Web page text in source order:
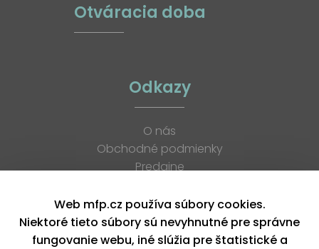
Otváracia doba
Odkazy
O nás
Obchodné podmienky
Predajne
K stiahnutiu
Blog
Kontakt
Web mfp.cz používa súbory cookies.
Niektoré tieto súbory sú nevyhnutné pre správne
fungovanie webu, iné slúžia pre štatistické a